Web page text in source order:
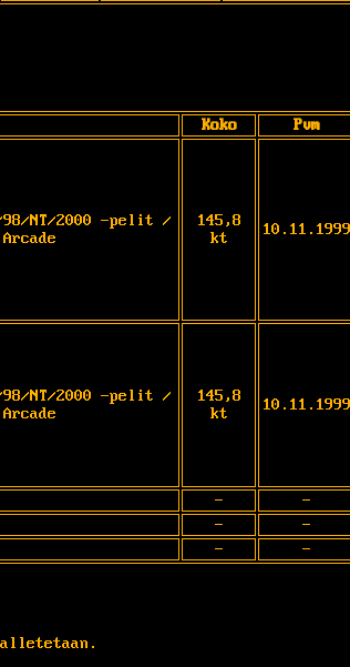
Koko Pvm
NT/2000 -pelit /
145,8
kt
10.11.1999
NT/2000 -pelit /
145,8
kt
10.11.1999
- -
- -
- -